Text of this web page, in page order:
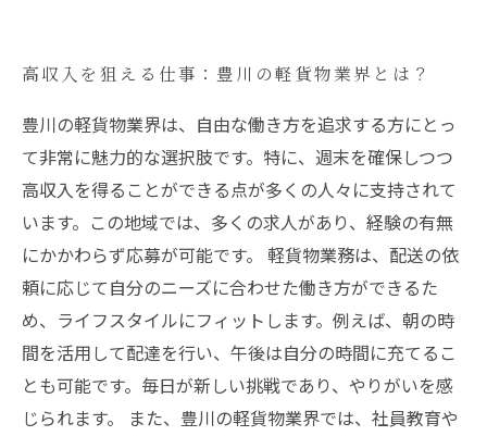
高収入を狙える仕事：豊川の軽貨物業界とは？
豊川の軽貨物業界は、自由な働き方を追求する方にとっ
て非常に魅力的な選択肢です。特に、週末を確保しつつ
高収入を得ることができる点が多くの人々に支持されて
います。この地域では、多くの求人があり、経験の有無
にかかわらず応募が可能です。 軽貨物業務は、配送の依
頼に応じて自分のニーズに合わせた働き方ができるた
め、ライフスタイルにフィットします。例えば、朝の時
間を活用して配達を行い、午後は自分の時間に充てるこ
とも可能です。毎日が新しい挑戦であり、やりがいを感
じられます。 また、豊川の軽貨物業界では、社員教育や